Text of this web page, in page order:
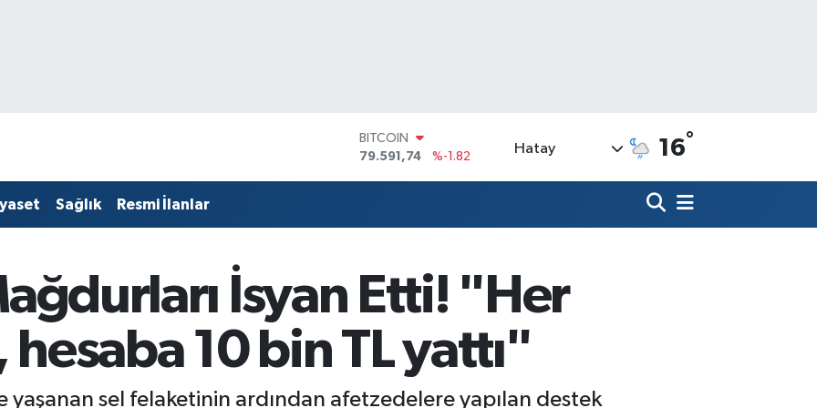
DOLAR
45,43620
%0.02
61,60380
%0.18
BİST100
14.598,00
%0
79.591,74
%-1.82
Hatay 16°
Sağlık Resmi İlanlar
İsyan Etti! "Her
10 bin TL yattı"
sel felaketinin ardından afetzedelere yapılan destek